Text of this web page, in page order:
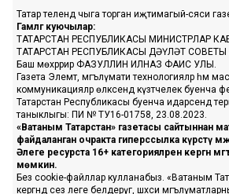
Татар телендә чыга торган иҗтимагый-сәяси
Гамәлгә куючылар:
ТАТАРСТАН РЕСПУБЛИКАСЫ МИНИСТРЛАР
ТАТАРСТАН РЕСПУБЛИКАСЫ ДӘҮЛӘТ СОВЕТЫ
Баш мөхәррир ФАЗУЛЛИН ИЛНАЗ ФАИС УЛЫ.
Газета Элемтә, мәгълүмати технологияләр һәм
коммуникацияләр өлкәсендә күзәтчелек буенча
Татарстан Республикасы буенча идарәсендә
таныклыгы: ПИ № ТУ16-01758, 23.08.2023.
«Ватаным Татарстан» газетасы сайтыннан
файдаланган очракта гиперссылка күрсәтү
Әлеге ресурста 16+ категорияләренә кергән
мөмкин.
Без cookie-файллар кулланабыз. «Ватаным
кергәндә сез әлеге белдерүгә, шәхси